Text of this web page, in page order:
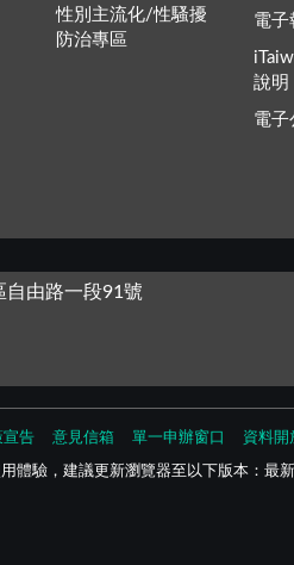
性別主流化/性騷擾
防治專區
電子
說明
電子
自由路一段91號
宣告 意見信箱 單一申辦窗口 資料開
體驗，建議更新瀏覽器至以下版本：最